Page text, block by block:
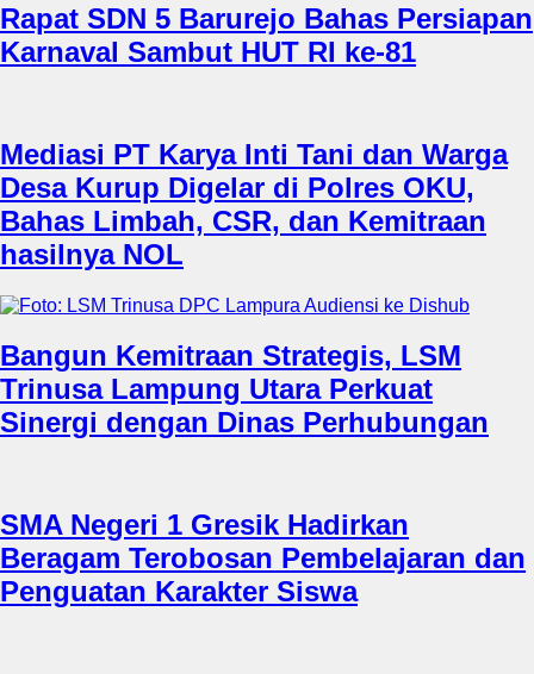
Rapat SDN 5 Barurejo Bahas Persiapan
Karnaval Sambut HUT RI ke-81
Mediasi PT Karya Inti Tani dan Warga
Desa Kurup Digelar di Polres OKU,
Bahas Limbah, CSR, dan Kemitraan
hasilnya NOL
Bangun Kemitraan Strategis, LSM
Trinusa Lampung Utara Perkuat
Sinergi dengan Dinas Perhubungan
SMA Negeri 1 Gresik Hadirkan
Beragam Terobosan Pembelajaran dan
Penguatan Karakter Siswa